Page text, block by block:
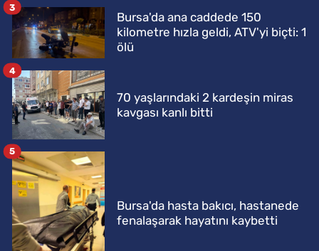
Bursa'da ana caddede 150
kilometre hızla geldi, ATV'yi biçti: 1
ölü
3
70 yaşlarındaki 2 kardeşin miras
kavgası kanlı bitti
4
Bursa'da hasta bakıcı, hastanede
fenalaşarak hayatını kaybetti
5